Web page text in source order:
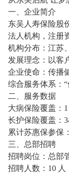
一、企业简介
东吴人寿保险股
法人机构，注册
机构分布：江苏
发展理念：以客
企业使命：传播
综合服务体系：
二、服务数据
大病保险覆盖：
长护保险覆盖：
累计苏惠保参保
三、总部招聘
招聘岗位：总部
招聘人数：10 人